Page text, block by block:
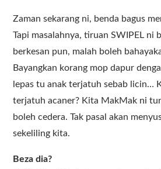
Zaman sekarang ni, benda bagus
Tapi masalahnya, tiruan SWIPEL ni
berkesan pun, malah boleh
Bayangkan korang mop dapur
lepas tu anak terjatuh sebab licin…
terjatuh acaner? Kita MakMak ni
boleh cedera. Tak pasal akan
sekeliling kita.
Beza dia?